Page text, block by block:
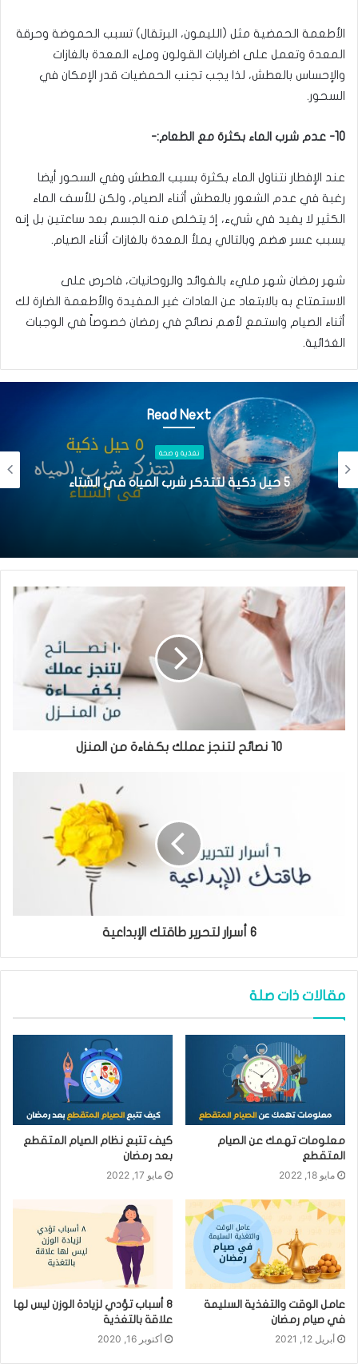
الأطعمة الحمضية مثل (الليمون، البرتقال) تسبب الحموضة وحرقة
المعدة وتعمل على اضرابات القولون وملء المعدة بالغازات
والإحساس بالعطش، لذا يجب تجنب الحمضيات قدر الإمكان في
السحور.
10- عدم شرب الماء بكثرة مع الطعام:-
عند الإفطار نتناول الماء بكثرة بسبب العطش وفي السحور أيضا
رغبة في عدم الشعور بالعطش أثناء الصيام، ولكن للأسف الماء
الكثير لا يفيد في شيء، إذ يتخلص منه الجسم بعد ساعتين بل إنه
يسبب عسر هضم وبالتالي يملأ المعدة بالغازات أثناء الصيام.
شهر رمضان شهر مليء بالفوائد والروحانيات، فاحرص على
الاستمتاع به بالابتعاد عن العادات غير المفيدة والأطعمة الضارة لك
أثناء الصيام واستمع لأهم نصائح في رمضان خصوصاً في الوجبات
الغذائية.
Read Next
تغذية و صحة
اضطرابات الأكل أسبابها وأعراضها وعلاجها
١٠ نصائح لتنجز عملك بكفاءة من المنزل
6 أسرار لتحرير طاقتك الإبداعية
مقالات ذات صلة
معلومات تهمك عن الصيام
المتقطع
مايو 18, 2022
كيف تتبع نظام الصيام المتقطع
بعد رمضان
مايو 17, 2022
عامل الوقت والتغذية السليمة
في صيام رمضان
أبريل 12, 2021
٨ أسباب تؤدي لزيادة الوزن ليس لها
علاقة بالتغذية
أكتوبر 16, 2020